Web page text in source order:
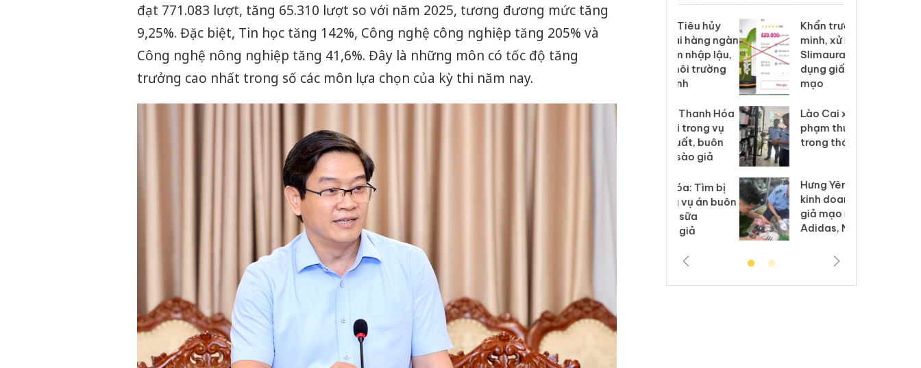
đạt 771.083 lượt, tăng 65.310 lượt so với năm 2025, tương đương mức tăng
9,25%. Đặc biệt, Tin học tăng 142%, Công nghệ công nghiệp tăng 205% và
Công nghệ nông nghiệp tăng 41,6%. Đây là những môn có tốc độ tăng
trưởng cao nhất trong số các môn lựa chọn của kỳ thi năm nay.
Cà Mau: Tiêu hủy
công khai hàng ngàn
sản phẩm nhập lậu,
Công an Thanh Hóa
Khẩn trương xác
minh, xử lý sản phẩm
Slimaura Care x3 sử
dụng giấy phép giả
mạo
Lào Cai xử lý 83 vụ vi
phạm thương mại
trong tháng 7
Hưng Yên: Xử lý 6 hộ
kinh doanh bán hàng
giả mạo nhãn hiệu
Adidas, Nike